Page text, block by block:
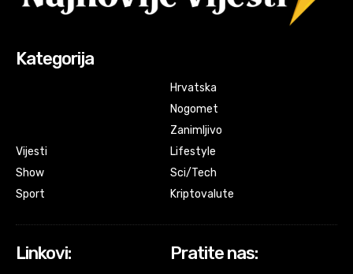
Kategorija
Vijesti
Show
Sport
Hrvatska
Nogomet
Zanimljivo
Lifestyle
Sci/Tech
Kriptovalute
Linkovi: Pratite nas: